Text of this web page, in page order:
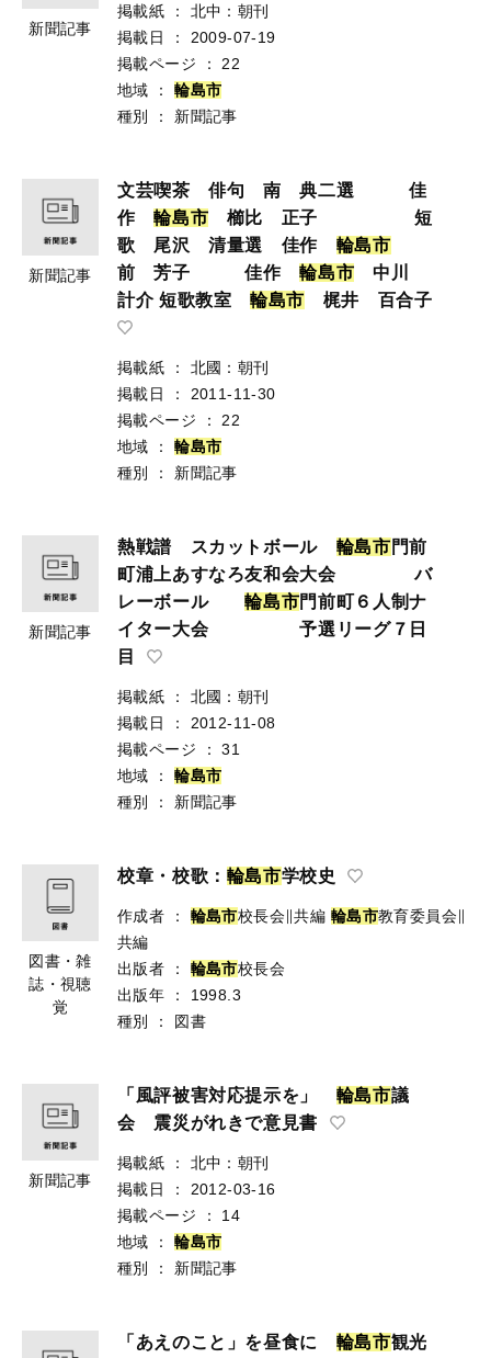
新聞記事
掲載紙 ：
北中：朝刊
掲載日
：
2009-07-19
掲載ページ
：
22
地域
： 輪島市
種別
： 新聞記事
新聞記事
文芸喫茶 俳句 南 典二選 佳
作輪島市 櫛比 正子 短
歌 尾沢 清量選 佳作 輪島市
前 芳子 佳作輪島市 中川
計介 短歌教室輪島市 梶井 百合子
掲載紙 ：
北國：朝刊
掲載日
：
2011-11-30
掲載ページ
：
22
地域
： 輪島市
種別
： 新聞記事
新聞記事
熱戦譜 スカットボール 輪島市 門前
町浦上あすなろ友和会大会 バ
レーボール輪島市門前町６人制ナ
イター大会 予選リーグ７日
目
掲載紙 ：
北國：朝刊
掲載日
：
2012-11-08
掲載ページ
：
31
地域
： 輪島市
種別
： 新聞記事
図書・雑
誌・視聴
覚
校章・校歌： 輪島市学校史
作成者 ： 輪島市校長会∥共編 輪島市教育委員会∥
共編
出版者
： 輪島市校長会
出版年
：
1998.3
種別
： 図書
新聞記事
「風評被害対応提示を」 輪島市議
会 震災がれきで意見書
掲載紙 ：
北中：朝刊
掲載日
：
2012-03-16
掲載ページ
：
14
地域
： 輪島市
種別
： 新聞記事
「あえのこと」を昼食に 輪島市観光